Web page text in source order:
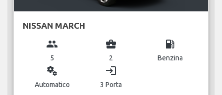
NISSAN MARCH
group
5
business_center
2
local_gas_station
Benzina
miscellaneous_services
Automatico
login
3 Porta